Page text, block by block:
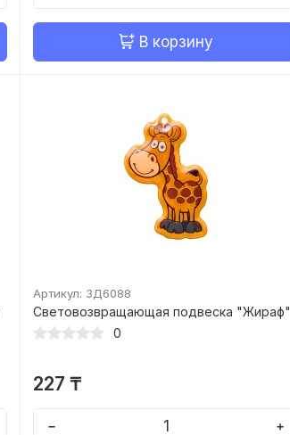
В корзину
Артикул: ЗД6088
Световозвращающая подвеска "Жираф"
0
227 ₸
− +